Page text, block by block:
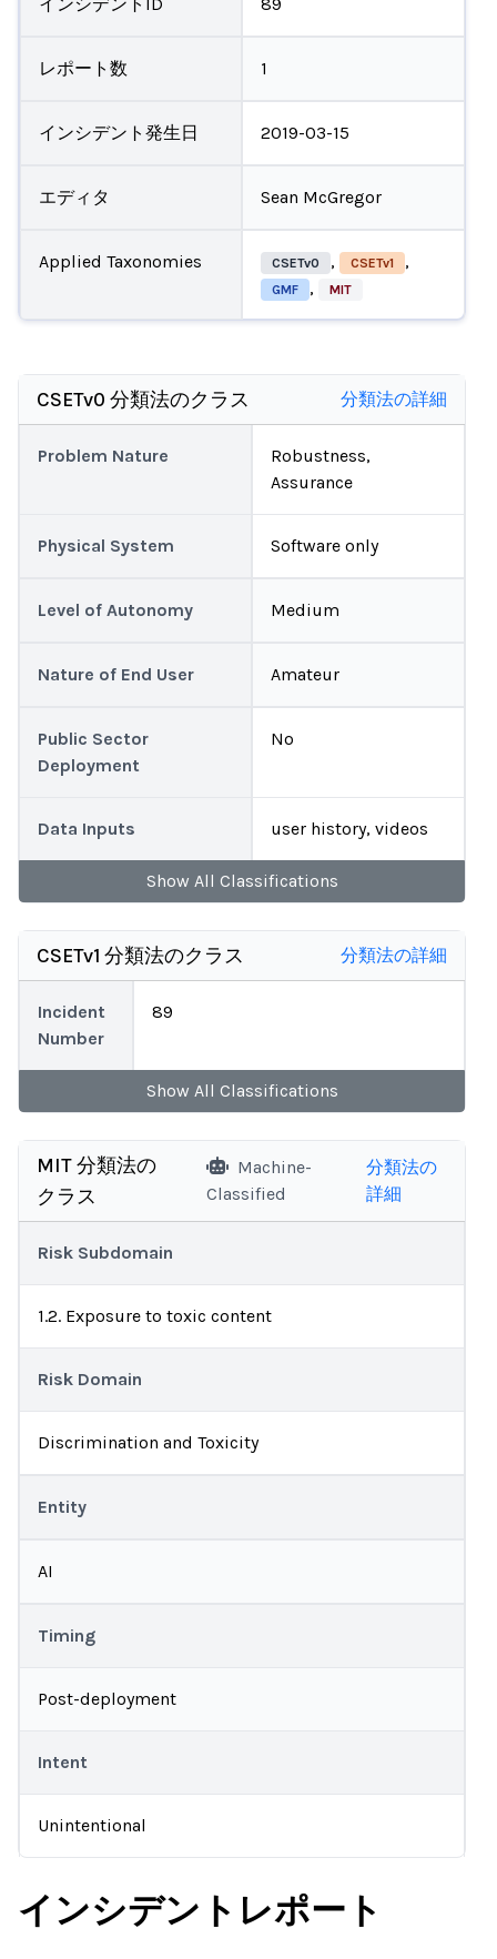
レポート数 1
インシデント発生日 2019-03-15
エディタ Sean McGregor
Applied Taxonomies CSETv0 , CSETv1 ,
GMF , MIT
CSETv0 分類法のクラス 分類法の詳細
Problem Nature
Robustness,
Assurance
Physical System Software only
Level of Autonomy Medium
Nature of End User Amateur
Public Sector
Deployment
No
Data Inputs user history, videos
Show All Classifications
CSETv1 分類法のクラス 分類法の詳細
Incident
Number
89
Show All Classifications
MIT 分類法の
クラス
Machine-
Classified
分類法の
詳細
Risk Subdomain
1.2. Exposure to toxic content
Risk Domain
Discrimination and Toxicity
Entity
AI
Timing
Post-deployment
Intent
Unintentional
インシデントレポート